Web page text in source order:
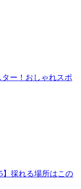
ー！おしゃれスポ
】採れる場所はこの